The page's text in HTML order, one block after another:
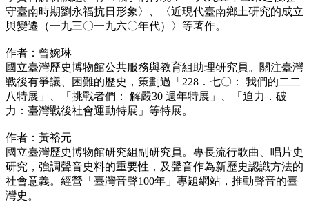
守臺南時期劉永福抗日形象〉、〈近現代臺南鄉土研究的成立
與變遷（一九三〇一九六〇年代）〉等著作。
作者：曾婉琳
國立臺灣歷史博物館公共服務與教育組助理研究員。關注臺灣
戰後有爭議、困難的歷史，策劃過「228．七〇： 我們的二二
八特展」、「挑戰者們： 解嚴30 週年特展」、「迫力．破
力：臺灣戰後社會運動特展」等特展。
作者：黃裕元
國立臺灣歷史博物館研究組副研究員。專長流行歌曲、唱片史
研究，強調聲音史料的重要性，及聲音作為新歷史認識方法的
社會意義。經營「臺灣音聲100年」專題網站，推動聲音的臺
灣史。